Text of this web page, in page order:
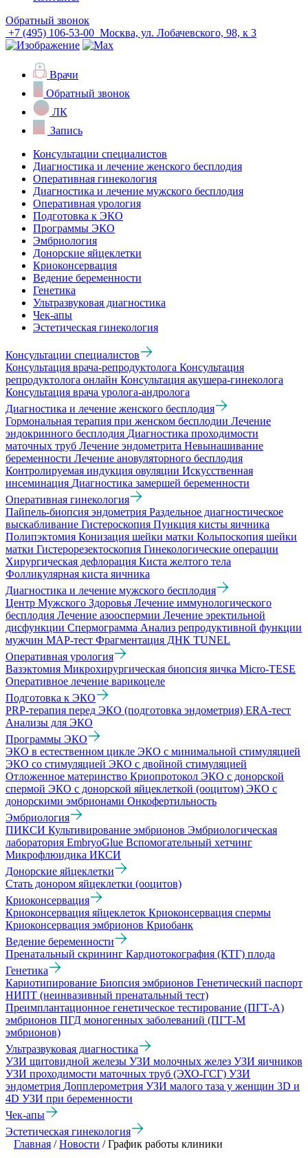
Обратный звонок
+7 (495) 106-53-00 Москва, ул. Лобачевского, 98, к 3
Врачи
Обратный звонок
ЛК
Запись
Консультации специалистов
Диагностика и лечение женского бесплодия
Оперативная гинекология
Диагностика и лечение мужского бесплодия
Оперативная урология
Подготовка к ЭКО
Программы ЭКО
Эмбриология
Донорские яйцеклетки
Криоконсервация
Ведение беременности
Генетика
Ультразвуковая диагностика
Чек-апы
Эстетическая гинекология
Консультации специалистов
Консультация врача-репродуктолога Консультация
репродуктолога онлайн Консультация акушера-гинеколога
Консультация врача уролога-андролога
Диагностика и лечение женского бесплодия
Гормональная терапия при женском бесплодии Лечение
эндокринного бесплодия Диагностика проходимости
маточных труб Лечение эндометрита Невынашивание
беременности Лечение ановуляторного бесплодия
Контролируемая индукция овуляции Искусственная
инсеминация Диагностика замершей беременности
Оперативная гинекология
Пайпель-биопсия эндометрия Раздельное диагностическое
выскабливание Гистероскопия Пункция кисты яичника
Полипэктомия Конизация шейки матки Кольпоскопия шейки
матки Гистерорезектоскопия Гинекологические операции
Хирургическая дефлорация Киста желтого тела
Фолликулярная киста яичника
Диагностика и лечение мужского бесплодия
Центр Мужского Здоровья Лечение иммунологического
бесплодия Лечение азооспермии Лечение эректильной
дисфункции Спермограмма Анализ репродуктивной функции
мужчин МАР-тест Фрагментация ДНК TUNEL
Оперативная урология
Вазэктомия Микрохирургическая биопсия яичка Micro-TESE
Оперативное лечение варикоцеле
Подготовка к ЭКО
PRP-терапия перед ЭКО (подготовка эндометрия) ERA-тест
Анализы для ЭКО
Программы ЭКО
ЭКО в естественном цикле ЭКО с минимальной стимуляцией
ЭКО со стимуляцией ЭКО с двойной стимуляцией
Отложенное материнство Криопротокол ЭКО с донорской
спермой ЭКО с донорской яйцеклеткой (ооцитом) ЭКО с
донорскими эмбрионами Онкофертильность
Эмбриология
ПИКСИ Культивирование эмбрионов Эмбриологическая
лаборатория EmbryoGlue Вспомогательный хетчинг
Микрофлюидика ИКСИ
Донорские яйцеклетки
Стать донором яйцеклетки (ооцитов)
Криоконсервация
Криоконсервация яйцеклеток Криоконсервация спермы
Криоконсервация эмбрионов Криобанк
Ведение беременности
Пренатальный скрининг Кардиотокография (КТГ) плода
Генетика
Кариотипирование Биопсия эмбрионов Генетический паспорт
НИПТ (неинвазивный пренатальный тест)
Преимплантационное генетическое тестирование (ПГТ-А)
эмбрионов ПГД моногенных заболеваний (ПГТ-М
эмбрионов)
Ультразвуковая диагностика
УЗИ щитовидной железы УЗИ молочных желез УЗИ яичников
УЗИ проходимости маточных труб (ЭХО-ГСГ) УЗИ
эндометрия Допплерометрия УЗИ малого таза у женщин 3D и
4D УЗИ при беременности
Чек-апы
Эстетическая гинекология
Главная /Новости /График работы клиники